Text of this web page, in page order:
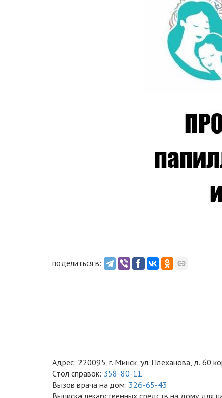
поделиться в:
Адрес: 220095, г. Минск, ул. Плеханова, д. 60
Стол справок: 358-80-11
Вызов врача на дом: 326-65-43
Выписка лекарственных средств на дому для